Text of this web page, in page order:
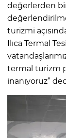
değerlerden
turizmi
Ilıca Termal
termal turizm
inanıyoruz”